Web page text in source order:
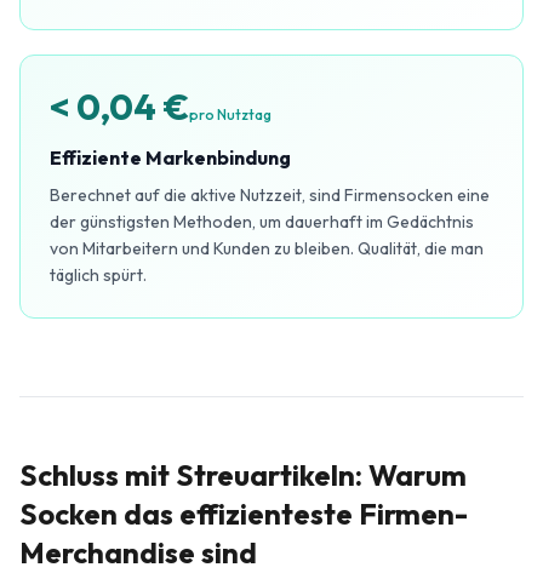
< 0,04 €pro Nutztag
Effiziente Markenbindung
Berechnet auf die aktive Nutzzeit, sind Firmensocken eine
der günstigsten Methoden, um dauerhaft im Gedächtnis
von Mitarbeitern und Kunden zu bleiben. Qualität, die man
täglich spürt.
Schluss mit Streuartikeln: Warum
Socken das effizienteste Firmen-
Merchandise sind